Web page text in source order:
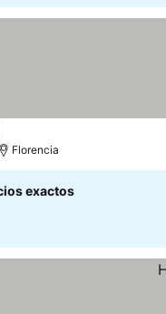
Florencia
exactos